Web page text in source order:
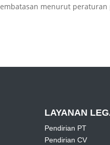
menurut peraturan
LAYANAN
Pendirian PT
Pendirian CV